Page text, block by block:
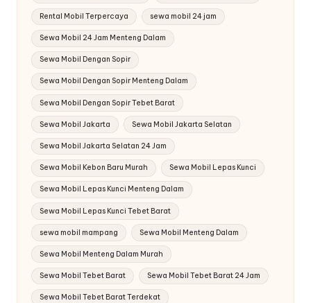
Rental Mobil Terpercaya sewa mobil 24 jam
Sewa Mobil 24 Jam Menteng Dalam
Sewa Mobil Dengan Sopir
Sewa Mobil Dengan Sopir Menteng Dalam
Sewa Mobil Dengan Sopir Tebet Barat
Sewa Mobil Jakarta Sewa Mobil Jakarta Selatan
Sewa Mobil Jakarta Selatan 24 Jam
Sewa Mobil Kebon Baru Murah Sewa Mobil Lepas Kunci
Sewa Mobil Lepas Kunci Menteng Dalam
Sewa Mobil Lepas Kunci Tebet Barat
sewa mobil mampang Sewa Mobil Menteng Dalam
Sewa Mobil Menteng Dalam Murah
Sewa Mobil Tebet Barat Sewa Mobil Tebet Barat 24 Jam
Sewa Mobil Tebet Barat Terdekat